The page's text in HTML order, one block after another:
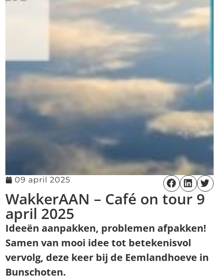
09 april 2025
WakkerAAN – Café on tour 9
april 2025
Ideeën aanpakken, problemen afpakken!
Samen van mooi idee tot betekenisvol
vervolg, deze keer bij de Eemlandhoeve in
Bunschoten.